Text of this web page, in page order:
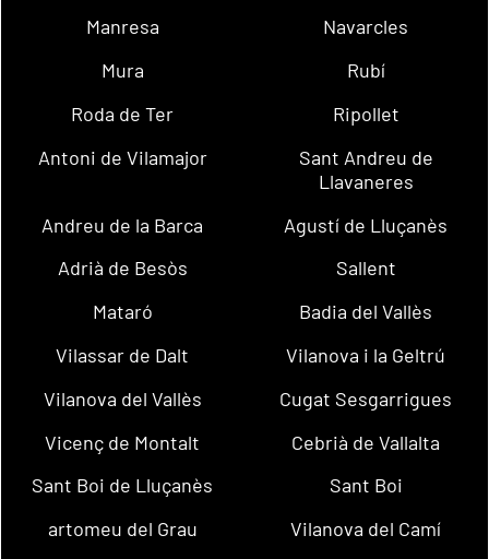
Manresa
Navarcles
Mura
Rubí
Roda de Ter
Ripollet
Antoni de Vilamajor
Sant Andreu de
Llavaneres
Andreu de la Barca
Agustí de Lluçanès
Adrià de Besòs
Sallent
Mataró
Badia del Vallès
Vilassar de Dalt
Vilanova i la Geltrú
Vilanova del Vallès
Cugat Sesgarrigues
Vicenç de Montalt
Cebrià de Vallalta
Sant Boi de Lluçanès
Sant Boi
artomeu del Grau
Vilanova del Camí